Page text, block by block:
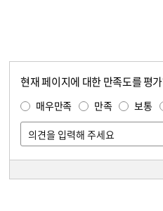
현재 페이지에 대한 만족도를 평
매우만족 만족 보통